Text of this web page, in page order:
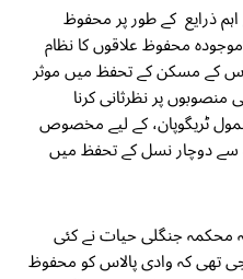
اہم ذرایع کے طور پر محفوظ
محفوظ علاقوں کا نظام
اس کے مسکن کے تحفظ میں موثر
پر نظرثانی کرنا
ٹریگوپان، کے لیے مخصوص
دوچار نسل کے تحفظ میں
محکمہ جنگلی حیات نے کئی
تھی کہ وادی پالاس کو محفوظ